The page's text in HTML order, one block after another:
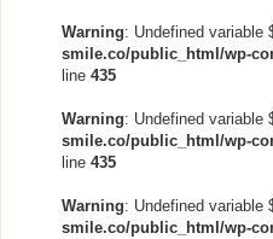
Warning: Undefined variable
smile.co/public_html/wp-
line 435
Warning: Undefined variable
smile.co/public_html/wp-
line 435
Warning: Undefined variable
smile.co/public_html/wp-